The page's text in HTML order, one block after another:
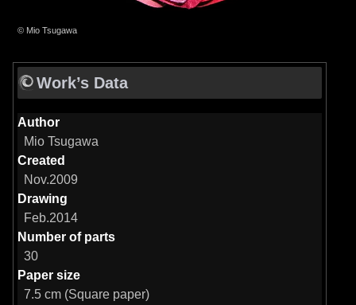
© Mio Tsugawa
Work’s Data
Author
Mio Tsugawa
Created
Nov.2009
Drawing
Feb.2014
Number of parts
30
Paper size
7.5 cm (Square paper)